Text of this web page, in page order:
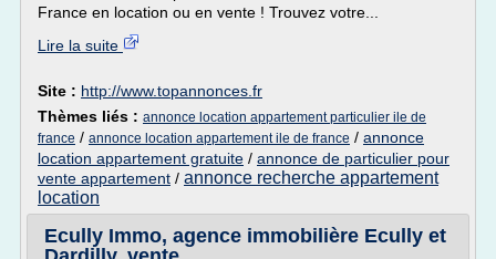
France en location ou en vente ! Trouvez votre...
Lire la suite
Site : http://www.topannonces.fr
Thèmes liés : annonce location appartement particulier ile de
france / annonce location appartement ile de france / annonce
location appartement gratuite / annonce de particulier pour
vente appartement / annonce recherche appartement
location
Ecully Immo, agence immobilière Ecully et